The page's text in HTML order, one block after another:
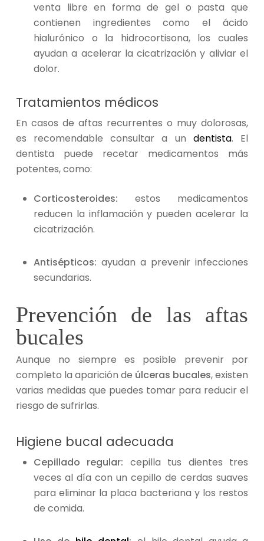
venta libre en forma de gel o pasta que
contienen ingredientes como el ácido
hialurónico o la hidrocortisona, los cuales
ayudan a acelerar la cicatrización y aliviar el
dolor.
Tratamientos médicos
En casos de aftas recurrentes o muy dolorosas,
es recomendable consultar a un dentista. El
dentista puede recetar medicamentos más
potentes, como:
Corticosteroides: estos medicamentos
reducen la inflamación y pueden acelerar la
cicatrización.
Antisépticos: ayudan a prevenir infecciones
secundarias.
Prevención de las aftas
bucales
Aunque no siempre es posible prevenir por
completo la aparición de úlceras bucales, existen
varias medidas que puedes tomar para reducir el
riesgo de sufrirlas.
Higiene bucal adecuada
Cepillado regular: cepilla tus dientes tres
veces al día con un cepillo de cerdas suaves
para eliminar la placa bacteriana y los restos
de comida.